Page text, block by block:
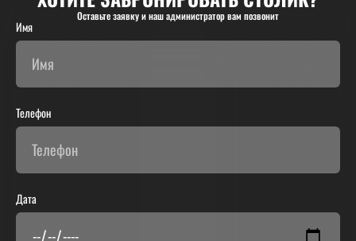
Оставьте заявку и наш администратор вам позвонит
Имя
Телефон
Дата